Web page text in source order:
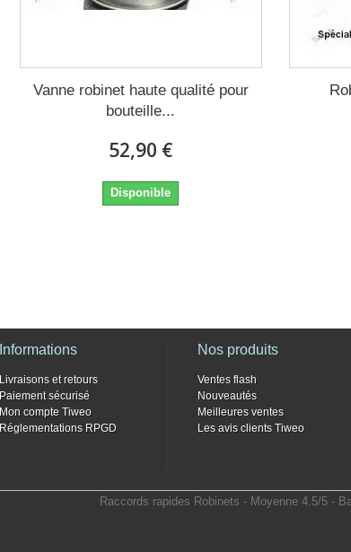
Vanne robinet haute qualité pour
bouteille...
52,90 €
Disponible
Informations
Livraisons et retours
Paiement sécurisé
Mon compte Tiweo
Réglementations RPGD
Nos produits
Ventes flash
Nouveautés
Meilleures ventes
Les avis clients Tiweo
Raccords rapides Robinets - Moyenne 4.5/5 -